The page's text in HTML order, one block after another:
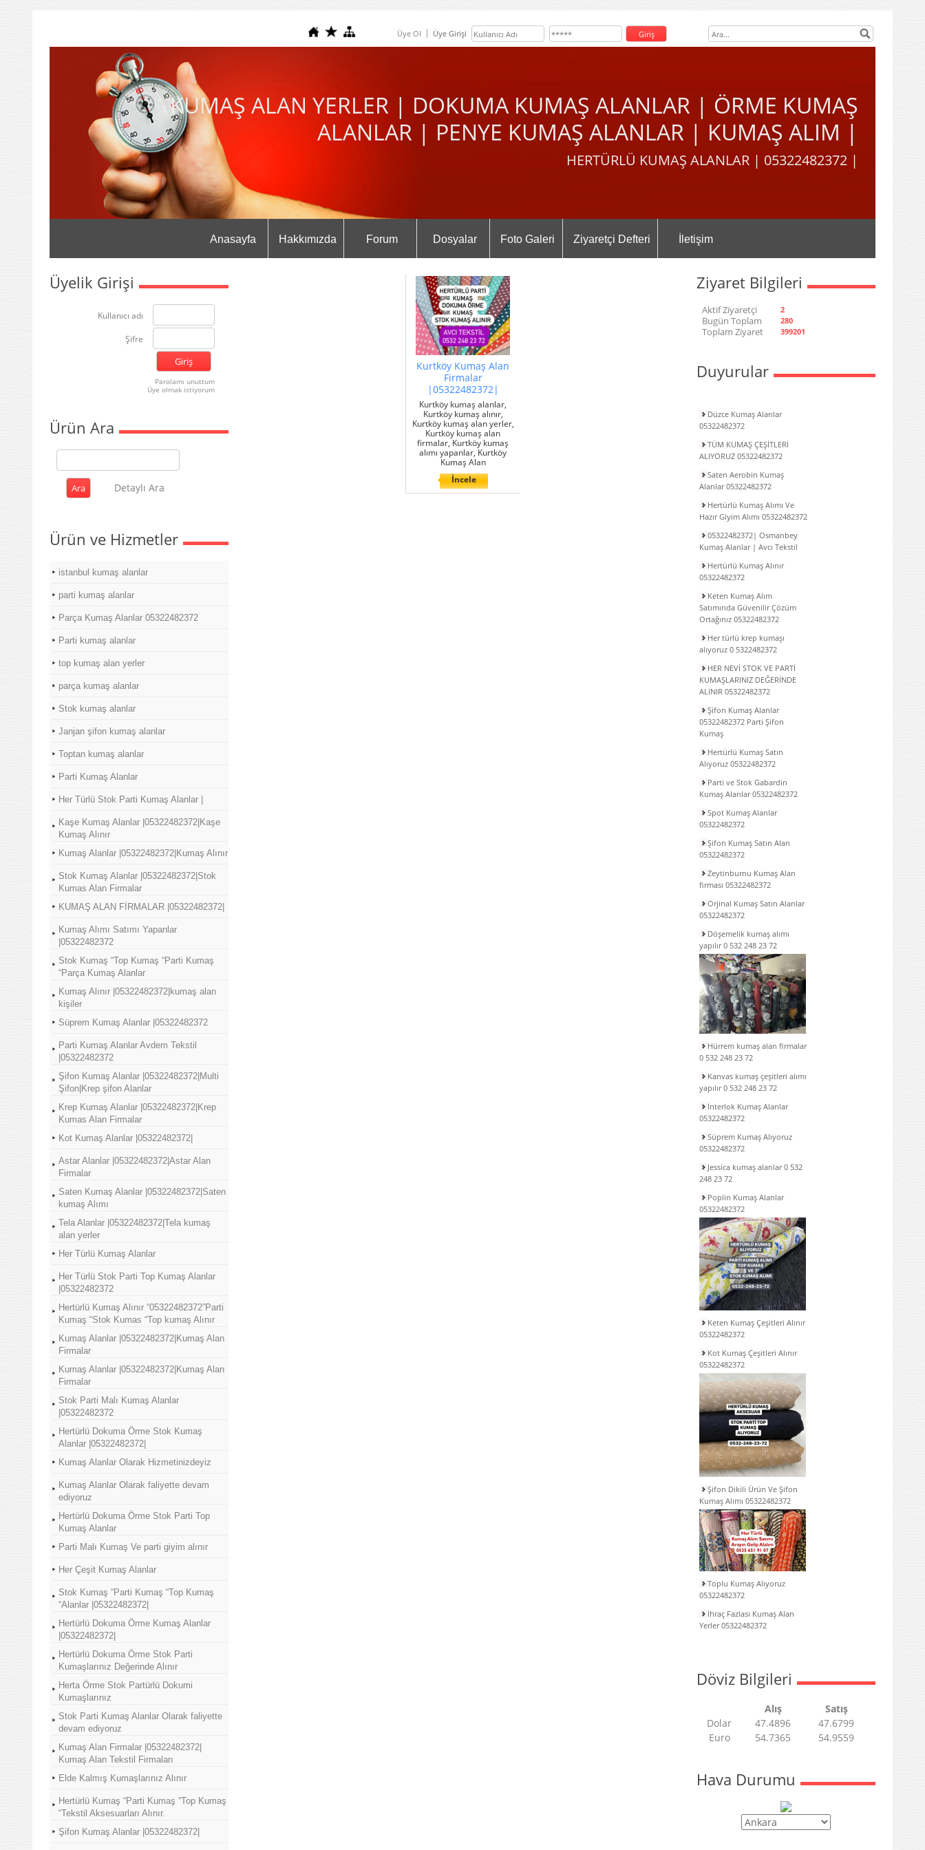
Üye Ol Üye Girişi
KUMAŞ ALAN YERLER | DOKUMA KUMAŞ ALANLAR | ÖRME KUMAŞ
ALANLAR | PENYE KUMAŞ ALANLAR | KUMAŞ ALIM |
HERTÜRLÜ KUMAŞ ALANLAR | 05322482372 |
Anasayfa Hakkımızda Forum Dosyalar Foto Galeri Ziyaretçi Defteri İletişim
Üyelik Girişi
Kullanıcı adı
Şifre
Parolamı unuttum
Üye olmak istiyorum
Ürün Ara
Detaylı Ara
Ürün ve Hizmetler
istanbul kumaş alanlar
parti kumaş alanlar
Parça Kumaş Alanlar 05322482372
Parti kumaş alanlar
top kumaş alan yerler
parça kumaş alanlar
Stok kumaş alanlar
Janjan şifon kumaş alanlar
Toptan kumaş alanlar
Parti Kumaş Alanlar
Her Türlü Stok Parti Kumaş Alanlar |
Kaşe Kumaş Alanlar |05322482372|Kaşe
Kumaş Alınır
Kumaş Alanlar |05322482372|Kumaş Alınır
Stok Kumaş Alanlar |05322482372|Stok
Kumas Alan Firmalar
KUMAŞ ALAN FİRMALAR |05322482372|
Kumaş Alımı Satımı Yapanlar
|05322482372
Stok Kumaş “Top Kumaş “Parti Kumaş
“Parça Kumaş Alanlar
Kumaş Alınır |05322482372|kumaş alan
kişiler
Süprem Kumaş Alanlar |05322482372
Parti Kumaş Alanlar Avdem Tekstil
|05322482372
Şifon Kumaş Alanlar |05322482372|Multi
Şifon|Krep şifon Alanlar
Krep Kumaş Alanlar |05322482372|Krep
Kumas Alan Firmalar
Kot Kumaş Alanlar |05322482372|
Astar Alanlar |05322482372|Astar Alan
Firmalar
Saten Kumaş Alanlar |05322482372|Saten
kumaş Alımı
Tela Alanlar |05322482372|Tela kumaş
alan yerler
Her Türlü Kumaş Alanlar
Her Türlü Stok Parti Top Kumaş Alanlar
|05322482372
Hertürlü Kumaş Alınır “05322482372”Parti
Kumaş “Stok Kumas “Top kumaş Alınır
Kumaş Alanlar |05322482372|Kumaş Alan
Firmalar
Kumaş Alanlar |05322482372|Kumaş Alan
Firmalar
Stok Parti Malı Kumaş Alanlar
|05322482372
Hertürlü Dokuma Örme Stok Kumaş
Alanlar |05322482372|
Kumaş Alanlar Olarak Hizmetinizdeyiz
Kumaş Alanlar Olarak faliyette devam
ediyoruz
Hertürlü Dokuma Örme Stok Parti Top
Kumaş Alanlar
Parti Malı Kumaş Ve parti giyim alınır
Her Çeşit Kumaş Alanlar
Stok Kumaş “Parti Kumaş “Top Kumaş
“Alanlar |05322482372|
Hertürlü Dokuma Örme Kumaş Alanlar
|05322482372|
Hertürlü Dokuma Örme Stok Parti
Kumaşlarınız Değerinde Alınır
Herta Örme Stok Partürlü Dokumi
Kumaşlarınız
Stok Parti Kumaş Alanlar Olarak faliyette
devam ediyoruz
Kumaş Alan Firmalar |05322482372|
Kumaş Alan Tekstil Firmaları
Elde Kalmış Kumaşlarınız Alınır
Hertürlü Kumaş “Parti Kumaş “Top Kumaş
“Tekstil Aksesuarları Alınır.
Şifon Kumaş Alanlar |05322482372|
Kurtköy Kumaş Alan
Firmalar
|05322482372|
Kurtköy kumaş alanlar,
Kurtköy kumaş alınır,
Kurtköy kumaş alan yerler,
Kurtköy kumaş alan
firmalar, Kurtköy kumaş
alımı yapanlar, Kurtköy
Kumaş Alan
İncele
Ziyaret Bilgileri
Aktif Ziyaretçi 2
Bugün Toplam 280
Toplam Ziyaret 399201
Duyurular
Düzce Kumaş Alanlar
05322482372
TÜM KUMAŞ ÇEŞİTLERİ
ALIYORUZ 05322482372
Saten Aerobin Kumaş
Alanlar 05322482372
Hertürlü Kumaş Alımı Ve
Hazır Giyim Alımı 05322482372
05322482372| Osmanbey
Kumaş Alanlar | Avcı Tekstil
Hertürlü Kumaş Alınır
05322482372
Keten Kumaş Alım
Satımında Güvenilir Çözüm
Ortağınız 05322482372
Her türlü krep kumaşı
alıyoruz 0 5322482372
HER NEVİ STOK VE PARTİ
KUMAŞLARINIZ DEĞERİNDE
ALINIR 05322482372
Şifon Kumaş Alanlar
05322482372 Parti Şifon
Kumaş
Hertürlü Kumaş Satın
Alıyoruz 05322482372
Parti ve Stok Gabardin
Kumaş Alanlar 05322482372
Spot Kumaş Alanlar
05322482372
Şifon Kumaş Satın Alan
05322482372
Zeytinburnu Kumaş Alan
firması 05322482372
Orjinal Kumaş Satın Alanlar
05322482372
Döşemelik kumaş alımı
yapılır 0 532 248 23 72
Hürrem kumaş alan firmalar
0 532 248 23 72
Kanvas kumaş çeşitleri alımı
yapılır 0 532 248 23 72
İnterlok Kumaş Alanlar
05322482372
Süprem Kumaş Alıyoruz
05322482372
Jessica kumaş alanlar 0 532
248 23 72
Poplin Kumaş Alanlar
05322482372
Keten Kumaş Çeşitleri Alınır
05322482372
Kot Kumaş Çeşitleri Alınır
05322482372
Şifon Dikili Ürün Ve Şifon
Kumaş Alımı 05322482372
Toplu Kumaş Alıyoruz
05322482372
İhraç Fazlası Kumaş Alan
Yerler 05322482372
Döviz Bilgileri
Alış
Satış
Dolar
47.4896
47.6799
Euro
54.7365 54.9559
Hava Durumu